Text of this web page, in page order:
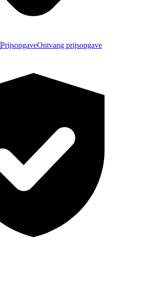
PrijsopgaveOntvang prijsopgave